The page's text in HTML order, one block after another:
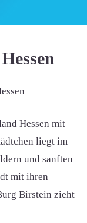
Hessen mit
liegt im
und sanften
mit ihren
Birstein zieht